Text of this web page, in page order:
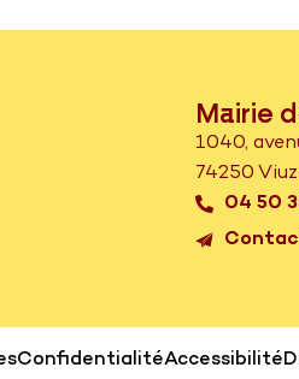
Mairie
1040,
74250
04 50
ConfidentialitéAccessibilité